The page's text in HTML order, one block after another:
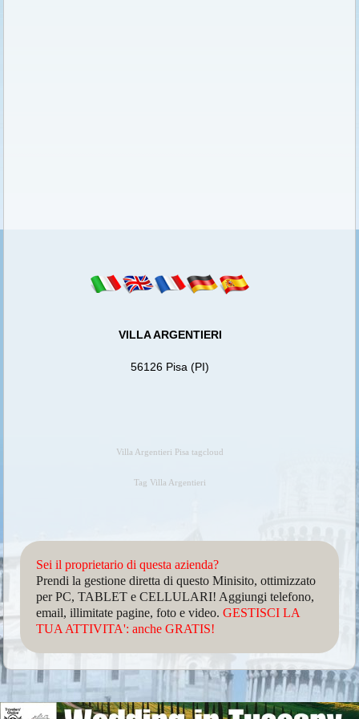
VILLA ARGENTIERI
56126 Pisa (PI)
Villa Argentieri Pisa tagcloud
Tag Villa Argentieri
Sei il proprietario di questa azienda?
Prendi la gestione diretta di questo Minisito, ottimizzato
per PC, TABLET e CELLULARI! Aggiungi telefono,
email, illimitate pagine, foto e video.GESTISCI LA
TUA ATTIVITA': anche GRATIS!